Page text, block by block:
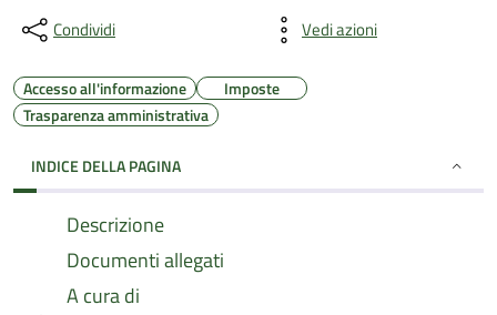
Condividi Vedi azioni
Accesso all'informazione
Imposte
Trasparenza amministrativa
INDICE DELLA PAGINA
Descrizione
Documenti allegati
A cura di